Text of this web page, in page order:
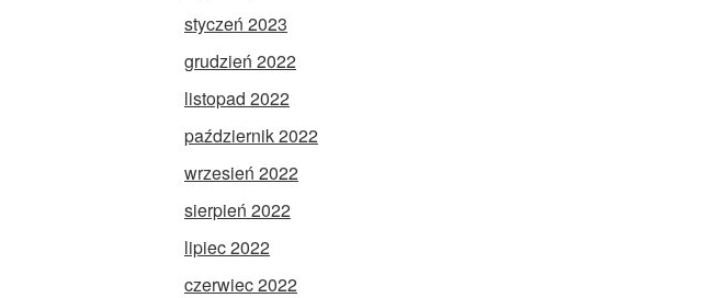
styczeń 2023
grudzień 2022
listopad 2022
październik 2022
wrzesień 2022
sierpień 2022
lipiec 2022
czerwiec 2022